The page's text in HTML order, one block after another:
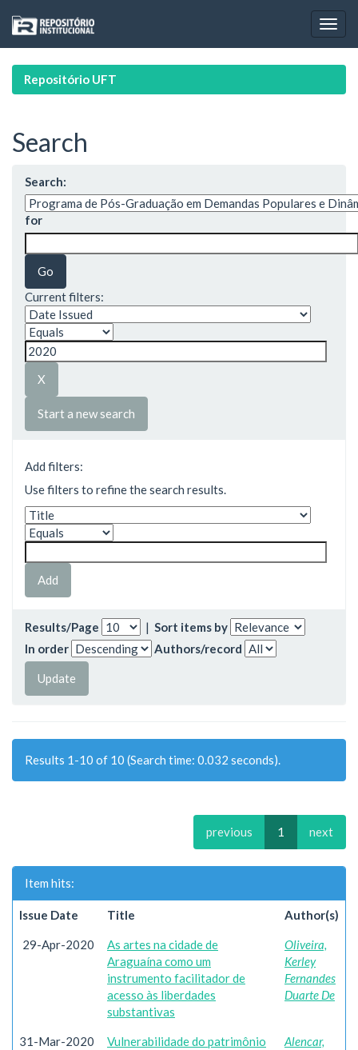
navigation
Repositório UFT
Search
Search:
for
Current filters:
Start a new search
Add filters:
Use filters to refine the search results.
Results/Page | Sort items by
In order
Authors/record
Results 1-10 of 10 (Search time: 0.032 seconds).
previous 1 next
Item hits:
Issue Date Title Author(s)
29-Apr-2020
As artes na cidade de
Araguaína como um
instrumento facilitador de
acesso às liberdades
substantivas
Oliveira,
Kerley
Fernandes
Duarte De
31-Mar-2020
Vulnerabilidade do patrimônio
Alencar,